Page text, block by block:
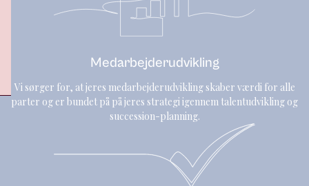
Medarbejderudvikling
Vi sørger for, at jeres medarbejderudvikling skaber værdi for alle
parter og er bundet på på jeres strategi igennem talentudvikling og
succession-planning.